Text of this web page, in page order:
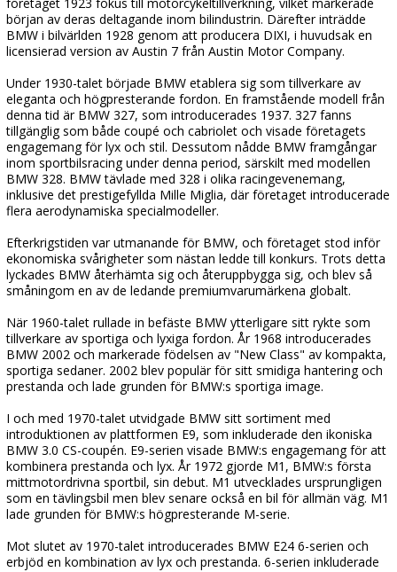
början av deras deltagande inom bilindustrin. Därefter inträdde
BMW i bilvärlden 1928 genom att producera DIXI, i huvudsak en
licensierad version av Austin 7 från Austin Motor Company.
Under 1930-talet började BMW etablera sig som tillverkare av
eleganta och högpresterande fordon. En framstående modell från
denna tid är BMW 327, som introducerades 1937. 327 fanns
tillgänglig som både coupé och cabriolet och visade företagets
engagemang för lyx och stil. Dessutom nådde BMW framgångar
inom sportbilsracing under denna period, särskilt med modellen
BMW 328. BMW tävlade med 328 i olika racingevenemang,
inklusive det prestigefyllda Mille Miglia, där företaget introducerade
flera aerodynamiska specialmodeller.
Efterkrigstiden var utmanande för BMW, och företaget stod inför
ekonomiska svårigheter som nästan ledde till konkurs. Trots detta
lyckades BMW återhämta sig och återuppbygga sig, och blev så
småningom en av de ledande premiumvarumärkena globalt.
När 1960-talet rullade in befäste BMW ytterligare sitt rykte som
tillverkare av sportiga och lyxiga fordon. År 1968 introducerades
BMW 2002 och markerade födelsen av "New Class" av kompakta,
sportiga sedaner. 2002 blev populär för sitt smidiga hantering och
prestanda och lade grunden för BMW:s sportiga image.
I och med 1970-talet utvidgade BMW sitt sortiment med
introduktionen av plattformen E9, som inkluderade den ikoniska
BMW 3.0 CS-coupén. E9-serien visade BMW:s engagemang för att
kombinera prestanda och lyx. År 1972 gjorde M1, BMW:s första
mittmotordrivna sportbil, sin debut. M1 utvecklades ursprungligen
som en tävlingsbil men blev senare också en bil för allmän väg. M1
lade grunden för BMW:s högpresterande M-serie.
Mot slutet av 1970-talet introducerades BMW E24 6-serien och
erbjöd en kombination av lyx och prestanda. 6-serien inkluderade